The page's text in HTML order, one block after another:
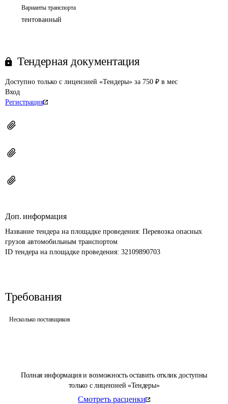
Полная информация и возможность оставить отклик доступны
только с лицензией «Тендеры»
Смотреть расценки
Варианты транспорта
тентованный
Тендерная документация
Доступно только с лицензией «Тендеры» за 750 ₽ в мес
Вход
Регистрация
Доп. информация
Название тендера на площадке проведения: Перевозка опасных
грузов автомобильным транспортом
ID тендера на площадке проведения: 32109890703
Требования
Несколько поставщиков